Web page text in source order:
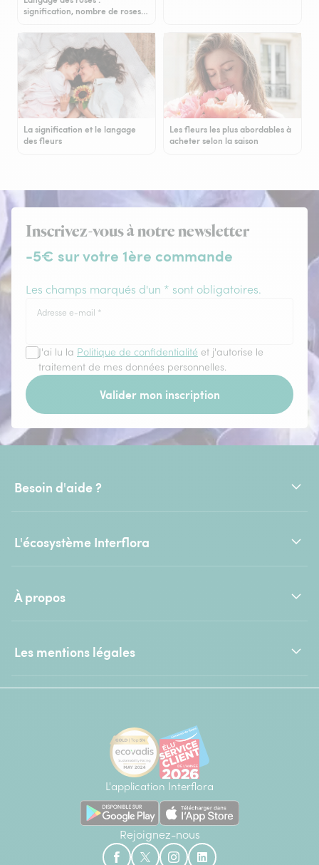
signification, nombre de roses…
La signification et le langage
des fleurs
Les fleurs les plus abordables à
acheter selon la saison
Inscrivez-vous à notre newsletter
-5€ sur votre 1ère commande
Les champs marqués d'un * sont obligatoires.
Adresse e-mail *
J'ai lu la Politique de confidentialité et j'autorise le
traitement de mes données personnelles.
Valider mon inscription
Besoin d'aide ?
L'écosystème Interflora
À propos
Les mentions légales
L'application Interflora
Rejoignez-nous